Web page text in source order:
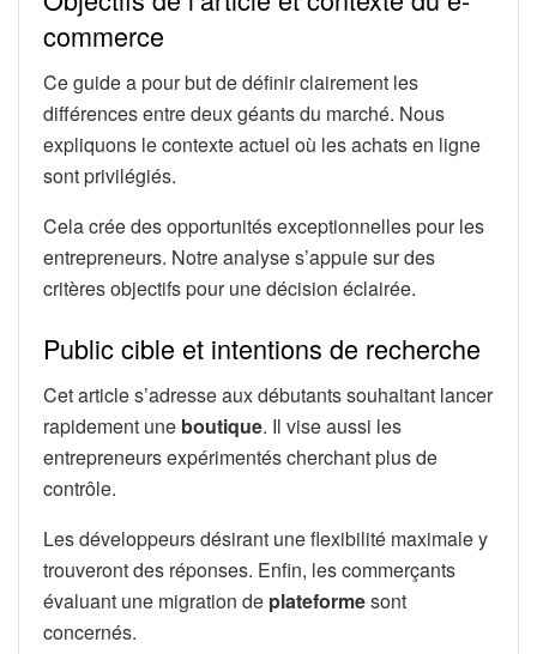
commerce
Ce guide a pour but de définir clairement les
différences entre deux géants du marché. Nous
expliquons le contexte actuel où les achats en ligne
sont privilégiés.
Cela crée des opportunités exceptionnelles pour les
entrepreneurs. Notre analyse s’appuie sur des
critères objectifs pour une décision éclairée.
Public cible et intentions de recherche
Cet article s’adresse aux débutants souhaitant lancer
rapidement une boutique. Il vise aussi les
entrepreneurs expérimentés cherchant plus de
contrôle.
Les développeurs désirant une flexibilité maximale y
trouveront des réponses. Enfin, les commerçants
évaluant une migration de plateformesont
concernés.